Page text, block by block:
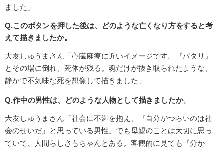
ました」
Q.このボタンを押した後は、どのような亡くなり方をすると考
えて描きましたか。
大友しゅうまさん「心臓麻痺に近いイメージです。『バタリ』
とその場に倒れ、死体が残る。魂だけが抜き取られたような、
静かで不気味な死を想像して描きました」
Q.作中の男性は、どのような人物として描きましたか。
大友しゅうまさん「社会に不満を抱え、『自分がつらいのは社
会のせいだ』と思っている男性。でも母親のことは大切に思っ
ていて、人間らしさもちゃんとある。客観的に見ても『分か